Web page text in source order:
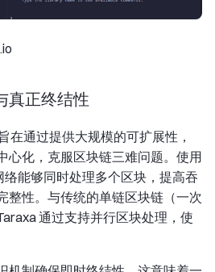
真正终结性
在通过提供大规模的可扩展性，
心化，克服区块链三难问题。使用
络能够同时处理多个区块，提高吞
整性。与传统的单链区块链（一次
通过支持并行区块处理，使